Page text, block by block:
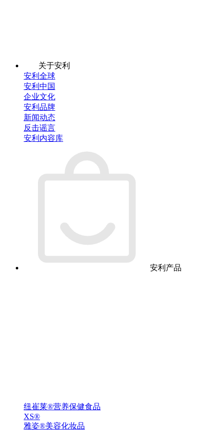
关于安利
安利全球
安利中国
企业文化
安利品牌
新闻动态
反击谣言
安利内容库
安利产品
纽崔莱®营养保健食品
XS®
雅姿®美容化妆品